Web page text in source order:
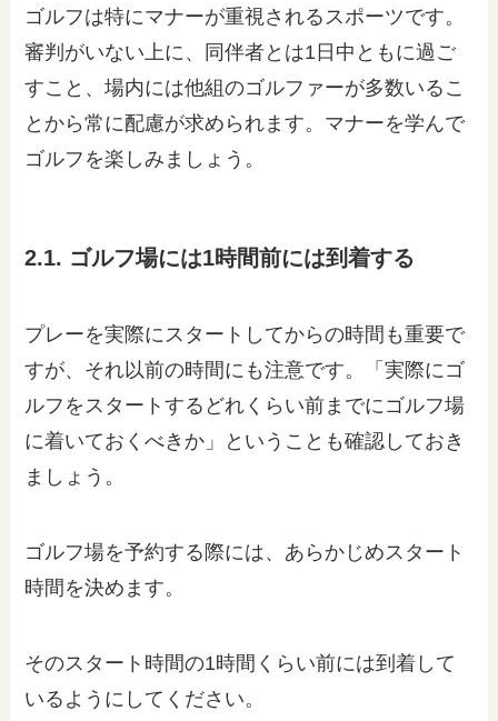
ゴルフは特にマナーが重視されるスポーツです。
審判がいない上に、同伴者とは1日中ともに過ご
すこと、場内には他組のゴルファーが多数いるこ
とから常に配慮が求められます。マナーを学んで
ゴルフを楽しみましょう。
2.1. ゴルフ場には1時間前には到着する
プレーを実際にスタートしてからの時間も重要で
すが、それ以前の時間にも注意です。「実際にゴ
ルフをスタートするどれくらい前までにゴルフ場
に着いておくべきか」ということも確認しておき
ましょう。
ゴルフ場を予約する際には、あらかじめスタート
時間を決めます。
そのスタート時間の1時間くらい前には到着して
いるようにしてください。